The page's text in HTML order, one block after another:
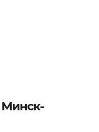
Минск-